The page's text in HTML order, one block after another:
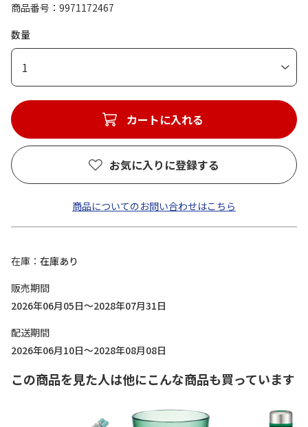
商品番号
9971172467
数量
1
カートに入れる
お気に入りに登録する
商品についてのお問い合わせはこちら
在庫
在庫あり
販売期間
2026年06月05日～2028年07月31日
配送期間
2026年06月10日～2028年08月08日
この商品を見た人は他にこんな商品も買っています